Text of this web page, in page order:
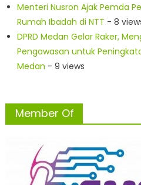
Menteri Nusron Ajak Pemda
Rumah Ibadah di NTT - 8
DPRD Medan Gelar Raker,
Pengawasan untuk
Medan - 9 views
Member Of